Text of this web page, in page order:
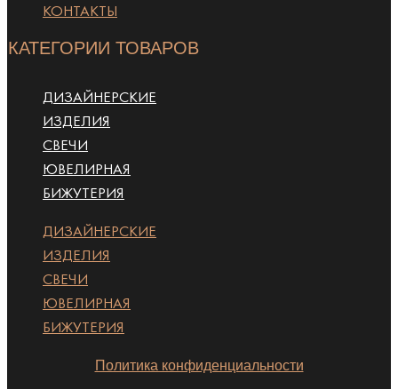
КОНТАКТЫ
КАТЕГОРИИ ТОВАРОВ
ДИЗАЙНЕРСКИЕ
ИЗДЕЛИЯ
СВЕЧИ
ЮВЕЛИРНАЯ
БИЖУТЕРИЯ
ДИЗАЙНЕРСКИЕ
ИЗДЕЛИЯ
СВЕЧИ
ЮВЕЛИРНАЯ
БИЖУТЕРИЯ
Политика конфиденциальности